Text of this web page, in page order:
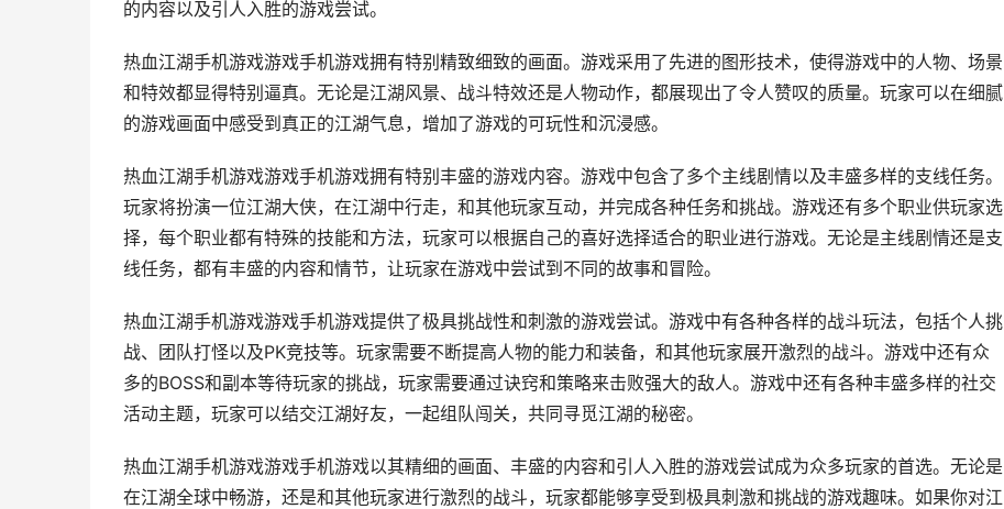
的内容以及引人入胜的游戏尝试。
热血江湖手机游戏游戏手机游戏拥有特别精致细致的画面。游戏采用了先进的图形技术，使得游戏中的人物、场景
和特效都显得特别逼真。无论是江湖风景、战斗特效还是人物动作，都展现出了令人赞叹的质量。玩家可以在细腻
的游戏画面中感受到真正的江湖气息，增加了游戏的可玩性和沉浸感。
热血江湖手机游戏游戏手机游戏拥有特别丰盛的游戏内容。游戏中包含了多个主线剧情以及丰盛多样的支线任务。
玩家将扮演一位江湖大侠，在江湖中行走，和其他玩家互动，并完成各种任务和挑战。游戏还有多个职业供玩家选
择，每个职业都有特殊的技能和方法，玩家可以根据自己的喜好选择适合的职业进行游戏。无论是主线剧情还是支
线任务，都有丰盛的内容和情节，让玩家在游戏中尝试到不同的故事和冒险。
热血江湖手机游戏游戏手机游戏提供了极具挑战性和刺激的游戏尝试。游戏中有各种各样的战斗玩法，包括个人挑
战、团队打怪以及PK竞技等。玩家需要不断提高人物的能力和装备，和其他玩家展开激烈的战斗。游戏中还有众
多的BOSS和副本等待玩家的挑战，玩家需要通过诀窍和策略来击败强大的敌人。游戏中还有各种丰盛多样的社交
活动主题，玩家可以结交江湖好友，一起组队闯关，共同寻觅江湖的秘密。
热血江湖手机游戏游戏手机游戏以其精细的画面、丰盛的内容和引人入胜的游戏尝试成为众多玩家的首选。无论是
在江湖全球中畅游，还是和其他玩家进行激烈的战斗，玩家都能够享受到极具刺激和挑战的游戏趣味。如果你对江